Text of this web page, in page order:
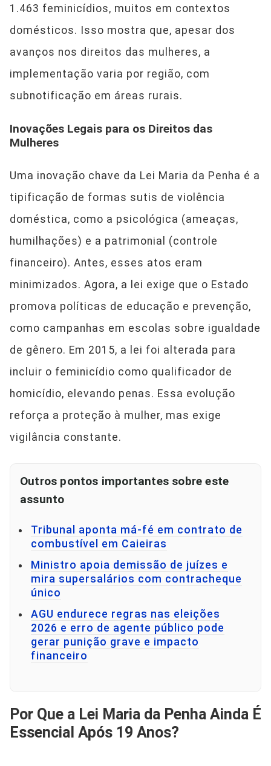
1.463 feminicídios, muitos em contextos
domésticos. Isso mostra que, apesar dos
avanços nos direitos das mulheres, a
implementação varia por região, com
subnotificação em áreas rurais.
Inovações Legais para os Direitos das
Mulheres
Uma inovação chave da Lei Maria da Penha é a
tipificação de formas sutis de violência
doméstica, como a psicológica (ameaças,
humilhações) e a patrimonial (controle
financeiro). Antes, esses atos eram
minimizados. Agora, a lei exige que o Estado
promova políticas de educação e prevenção,
como campanhas em escolas sobre igualdade
de gênero. Em 2015, a lei foi alterada para
incluir o feminicídio como qualificador de
homicídio, elevando penas. Essa evolução
reforça a proteção à mulher, mas exige
vigilância constante.
Outros pontos importantes sobre este
assunto
Tribunal aponta má-fé em contrato de
combustível em Caieiras
Ministro apoia demissão de juízes e
mira supersalários com contracheque
único
AGU endurece regras nas eleições
2026 e erro de agente público pode
gerar punição grave e impacto
financeiro
Por Que a Lei Maria da Penha Ainda É
Essencial Após 19 Anos?